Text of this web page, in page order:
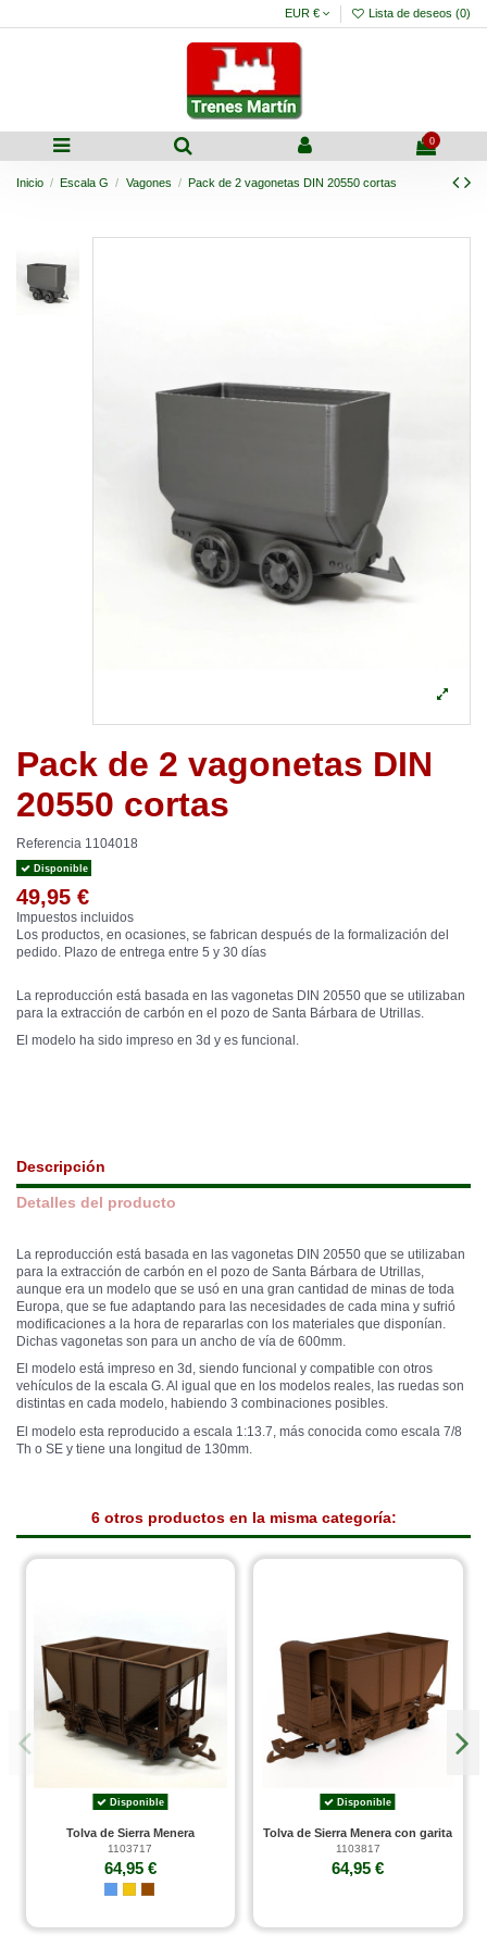
EUR € Lista de deseos (0)
0
Inicio Escala G Vagones Pack de 2 vagonetas DIN 20550 cortas
Pack de 2 vagonetas DIN
20550 cortas
Referencia 1104018
Disponible
49,95 €
Impuestos incluidos
Los productos, en ocasiones, se fabrican después de la formalización del
pedido. Plazo de entrega entre 5 y 30 días
La reproducción está basada en las vagonetas DIN 20550 que se utilizaban
para la extracción de carbón en el pozo de Santa Bárbara de Utrillas.
El modelo ha sido impreso en 3d y es funcional.
Descripción
Detalles del producto
La reproducción está basada en las vagonetas DIN 20550 que se utilizaban
para la extracción de carbón en el pozo de Santa Bárbara de Utrillas,
aunque era un modelo que se usó en una gran cantidad de minas de toda
Europa, que se fue adaptando para las necesidades de cada mina y sufrió
modificaciones a la hora de repararlas con los materiales que disponían.
Dichas vagonetas son para un ancho de vía de 600mm.
El modelo está impreso en 3d, siendo funcional y compatible con otros
vehículos de la escala G. Al igual que en los modelos reales, las ruedas son
distintas en cada modelo, habiendo 3 combinaciones posibles.
El modelo esta reproducido a escala 1:13.7, más conocida como escala 7/8
Th o SE y tiene una longitud de 130mm.
6 otros productos en la misma categoría:
Disponible
Tolva de Sierra Menera
1103717
64,95 €
Disponible
Tolva de Sierra Menera con garita
1103817
64,95 €